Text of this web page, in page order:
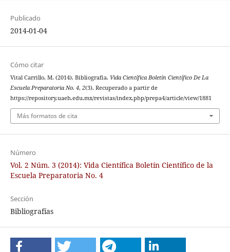
Publicado
2014-01-04
Cómo citar
Vital Carrillo, M. (2014). Bibliografia. Vida Científica Boletín Científico De La
Escuela Preparatoria No. 4, 2(3). Recuperado a partir de
https://repository.uaeh.edu.mx/revistas/index.php/prepa4/article/view/1881
Más formatos de cita
Número
Vol. 2 Núm. 3 (2014): Vida Científica Boletín Científico de la
Escuela Preparatoria No. 4
Sección
Bibliografías